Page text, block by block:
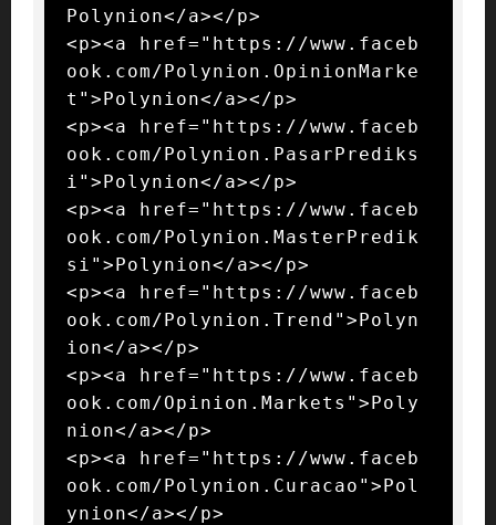
Polynion</a></p>
<p><a href="https://www.faceb
ook.com/Polynion.OpinionMarke
t">Polynion</a></p>
<p><a href="https://www.faceb
ook.com/Polynion.PasarPrediks
i">Polynion</a></p>
<p><a href="https://www.faceb
ook.com/Polynion.MasterPredik
si">Polynion</a></p>
<p><a href="https://www.faceb
ook.com/Polynion.Trend">Polyn
ion</a></p>
<p><a href="https://www.faceb
ook.com/Opinion.Markets">Poly
nion</a></p>
<p><a href="https://www.faceb
ook.com/Polynion.Curacao">Pol
ynion</a></p>